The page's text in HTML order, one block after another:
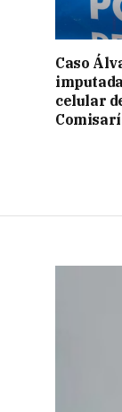
Caso
celular